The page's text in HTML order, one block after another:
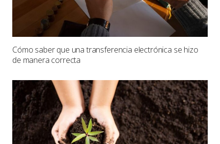
Cómo saber que una transferencia electrónica se hizo
de manera correcta